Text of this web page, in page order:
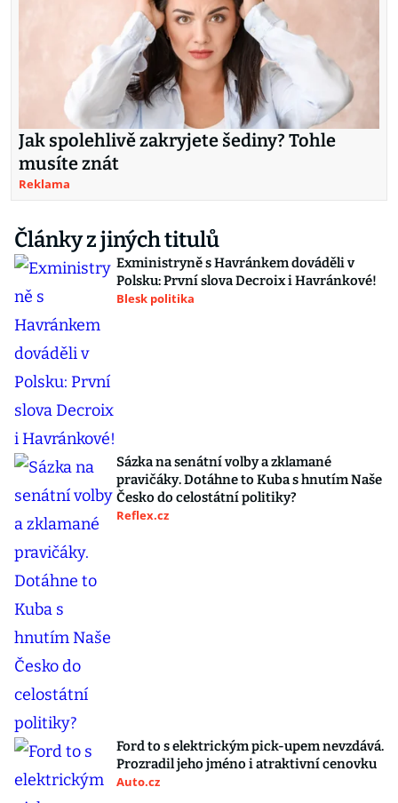
Jak spolehlivě zakryjete šediny? Tohle
musíte znát
Reklama
Články z jiných titulů
Exministryně s Havránkem dováděli v
Polsku: První slova Decroix i Havránkové!
Blesk politika
Sázka na senátní volby a zklamané
pravičáky. Dotáhne to Kuba s hnutím Naše
Česko do celostátní politiky?
Reflex.cz
Ford to s elektrickým pick-upem nevzdává.
Prozradil jeho jméno i atraktivní cenovku
Auto.cz